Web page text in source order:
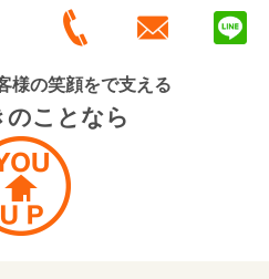
様の笑顔をで支える
のことなら